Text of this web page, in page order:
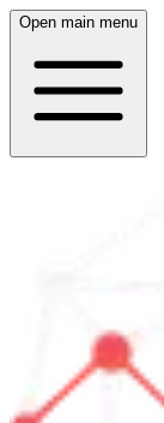
Open main menu